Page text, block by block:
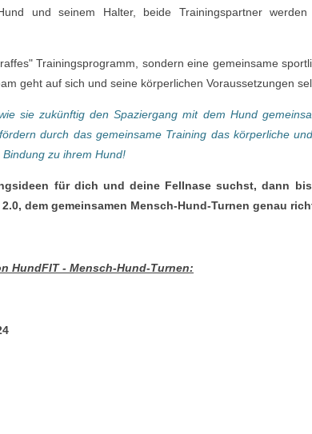
und seinem Halter, beide Trainingspartner werden
Trainingsprogramm, sondern eine gemeinsame
geht auf sich und seine körperlichen Voraussetzungen
sie zukünftig den Spaziergang mit dem Hund
durch das gemeinsame Training das körperliche
zu ihrem Hund!
für dich und deine Fellnase suchst, dann
dem gemeinsamen Mensch-Hund-Turnen genau
HundFIT - Mensch-Hund-Turnen: